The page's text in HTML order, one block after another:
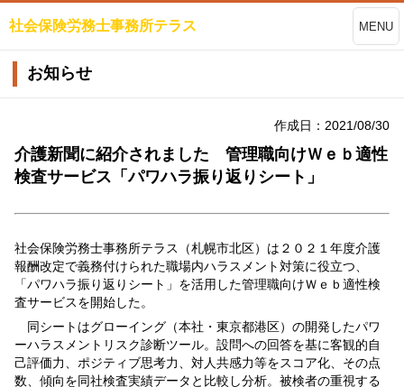
社会保険労務士事務所テラス MENU
お知らせ
作成日：2021/08/30
介護新聞に紹介されました 管理職向けＷｅｂ適性
検査サービス「パワハラ振り返りシート」
社会保険労務士事務所テラス（札幌市北区）は２０２１年度介護
報酬改定で義務付けられた職場内ハラスメント対策に役立つ、
「パワハラ振り返りシート」を活用した管理職向けＷｅｂ適性検
査サービスを開始した。
同シートはグローイング（本社・東京都港区）の開発したパワ
ーハラスメントリスク診断ツール。設問への回答を基に客観的自
己評価力、ポジティブ思考力、対人共感力等をスコア化、その点
数、傾向を同社検査実績データと比較し分析。被検者の重視する